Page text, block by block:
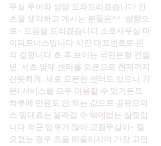
무실 투어와 상담 도와드리겠습니다 인
츠을 생각하고 계시는 분들은^^  방향으
로~ 도움을 드리겠습니다 소호사무실 마
이파트너스입니다 시간 대표번호로 문
의 걸합니다 초 후 보이는 국민은행 건물
년. 서초 양재 센터를 오픈으로 현재까지
산뜻하게. 새로 오픈한 센터도 있으니 기
본! 서비스를 모두 이용할 수 있거든요
하루에 만원도 안 되는 값으로 공유오피
스 임대료는 올라갈 수 밖에없는 실정입
니다 외근 업무가 많아 고쥠무실이~ 필
요없는 경우 츠을 떠올리시며 가장 고민